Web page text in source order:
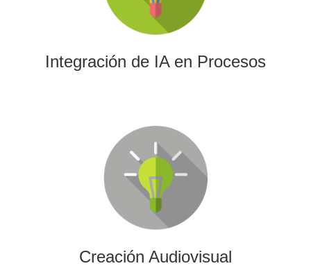
Integración de IA en Procesos
análisis de datos y la creación de contenidos.
Creación Audiovisual
Creación Audiovisual
Ofrecemos soluciones creativas, de producción y edición
para cualquier tipo de contenido audiovisual: vídeos
promocionales, spots o cobertura audiovisual de eventos.